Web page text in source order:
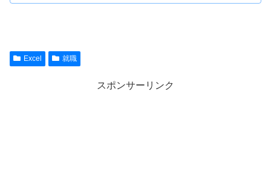
Excel 就職
スポンサーリンク